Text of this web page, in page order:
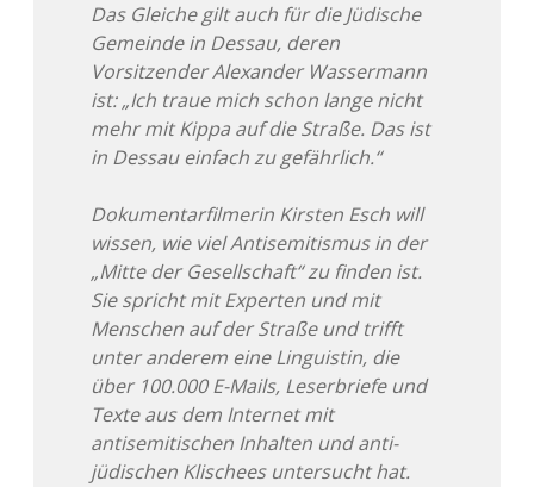
Das Gleiche gilt auch für die Jüdische
Gemeinde in Dessau, deren
Vorsitzender Alexander Wassermann
ist: „Ich traue mich schon lange nicht
mehr mit Kippa auf die Straße. Das ist
in Dessau einfach zu gefährlich.“
Dokumentarfilmerin Kirsten Esch will
wissen, wie viel Antisemitismus in der
„Mitte der Gesellschaft“ zu finden ist.
Sie spricht mit Experten und mit
Menschen auf der Straße und trifft
unter anderem eine Linguistin, die
über 100.000 E-Mails, Leserbriefe und
Texte aus dem Internet mit
antisemitischen Inhalten und anti-
jüdischen Klischees untersucht hat.